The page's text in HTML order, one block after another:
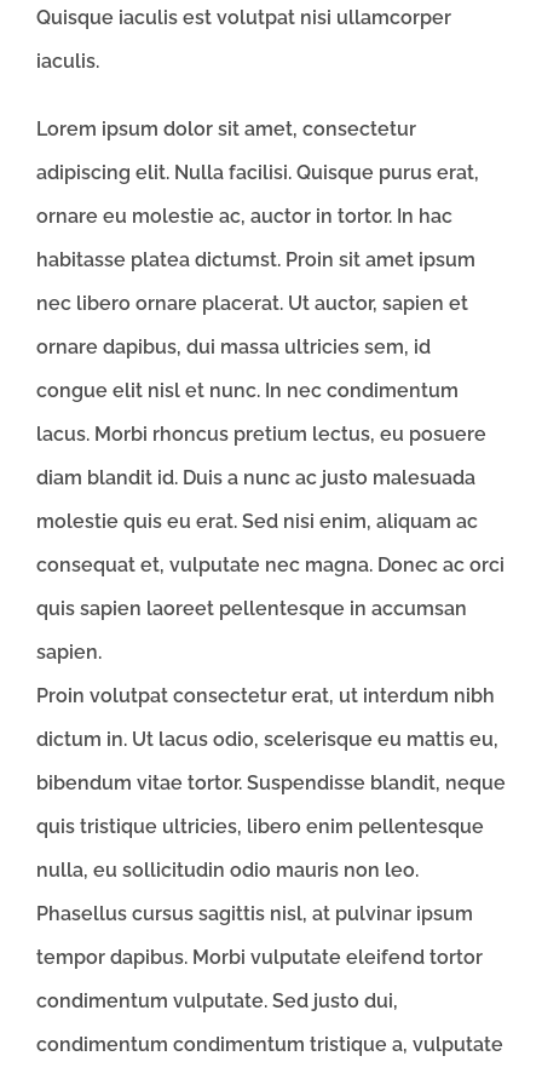
Quisque iaculis est volutpat nisi ullamcorper
iaculis.
Lorem ipsum dolor sit amet, consectetur
adipiscing elit. Nulla facilisi. Quisque purus erat,
ornare eu molestie ac, auctor in tortor. In hac
habitasse platea dictumst. Proin sit amet ipsum
nec libero ornare placerat. Ut auctor, sapien et
ornare dapibus, dui massa ultricies sem, id
congue elit nisl et nunc. In nec condimentum
lacus. Morbi rhoncus pretium lectus, eu posuere
diam blandit id. Duis a nunc ac justo malesuada
molestie quis eu erat. Sed nisi enim, aliquam ac
consequat et, vulputate nec magna. Donec ac orci
quis sapien laoreet pellentesque in accumsan
sapien.
Proin volutpat consectetur erat, ut interdum nibh
dictum in. Ut lacus odio, scelerisque eu mattis eu,
bibendum vitae tortor. Suspendisse blandit, neque
quis tristique ultricies, libero enim pellentesque
nulla, eu sollicitudin odio mauris non leo.
Phasellus cursus sagittis nisl, at pulvinar ipsum
tempor dapibus. Morbi vulputate eleifend tortor
condimentum vulputate. Sed justo dui,
condimentum condimentum tristique a, vulputate